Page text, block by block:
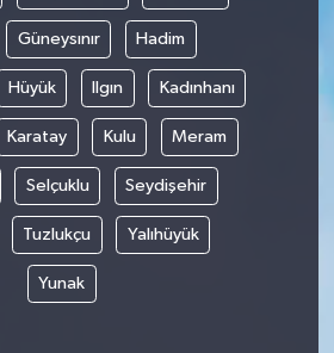
Güneysınır Hadim
Hüyük Ilgın Kadınhanı
Karatay Kulu Meram
Selçuklu Seydişehir
Tuzlukçu Yalıhüyük
Yunak